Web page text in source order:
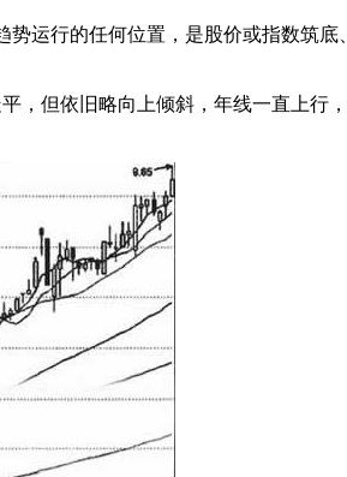
运行的任何位置，是股价或指数筑底
但依旧略向上倾斜，年线一直上行